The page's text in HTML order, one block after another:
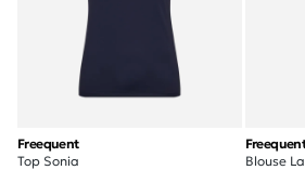
Freequent
Top Sonia
Blouse